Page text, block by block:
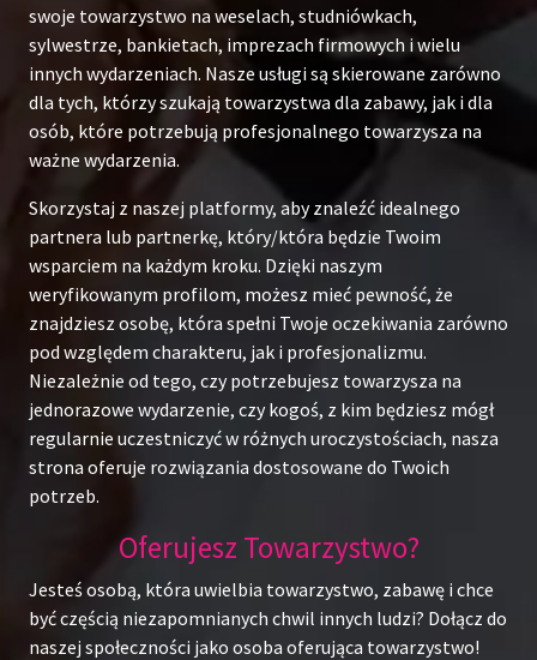
swoje towarzystwo na weselach, studniówkach,
sylwestrze, bankietach, imprezach firmowych i wielu
innych wydarzeniach. Nasze usługi są skierowane zarówno
dla tych, którzy szukają towarzystwa dla zabawy, jak i dla
osób, które potrzebują profesjonalnego towarzysza na
ważne wydarzenia.
Skorzystaj z naszej platformy, aby znaleźć idealnego
partnera lub partnerkę, który/która będzie Twoim
wsparciem na każdym kroku. Dzięki naszym
weryfikowanym profilom, możesz mieć pewność, że
znajdziesz osobę, która spełni Twoje oczekiwania zarówno
pod względem charakteru, jak i profesjonalizmu.
Niezależnie od tego, czy potrzebujesz towarzysza na
jednorazowe wydarzenie, czy kogoś, z kim będziesz mógł
regularnie uczestniczyć w różnych uroczystościach, nasza
strona oferuje rozwiązania dostosowane do Twoich
potrzeb.
Oferujesz Towarzystwo?
Jesteś osobą, która uwielbia towarzystwo, zabawę i chce
być częścią niezapomnianych chwil innych ludzi? Dołącz do
naszej społeczności jako osoba oferująca towarzystwo!